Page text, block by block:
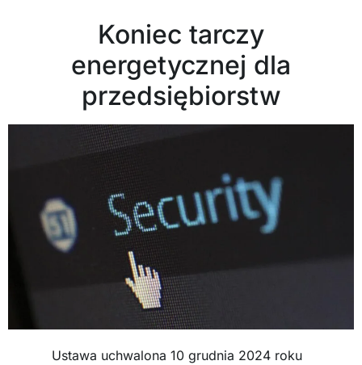
Koniec tarczy
energetycznej dla
przedsiębiorstw
Ustawa uchwalona 10 grudnia 2024 roku